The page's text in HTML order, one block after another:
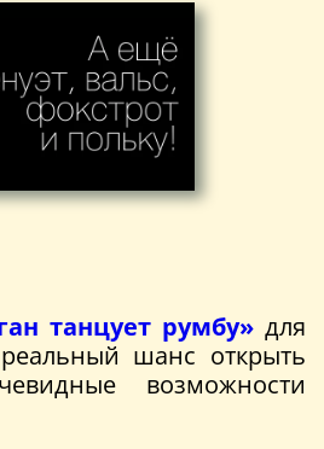
танцует румбу» для
шанс открыть
возможности